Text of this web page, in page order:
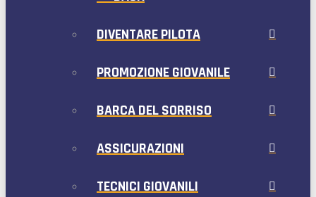
DIVENTARE PILOTA
PROMOZIONE GIOVANILE
BARCA DEL SORRISO
ASSICURAZIONI
TECNICI GIOVANILI